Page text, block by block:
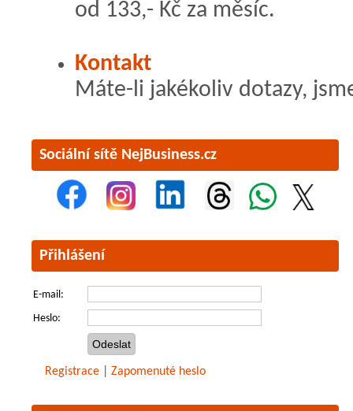
od 133,- Kč za měsíc.
Kontakt
Máte-li jakékoliv dotazy,
Sociální sítě NejBusiness.cz
Přihlášení
E-mail:
Heslo:
Registrace Zapomenuté heslo